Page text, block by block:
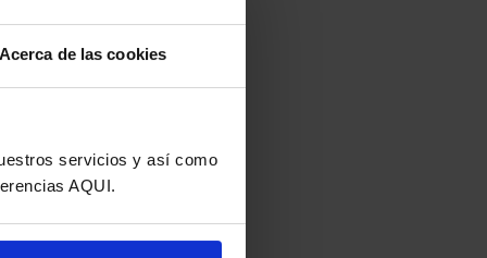
de las cookies
servicios y así como
AQUI.